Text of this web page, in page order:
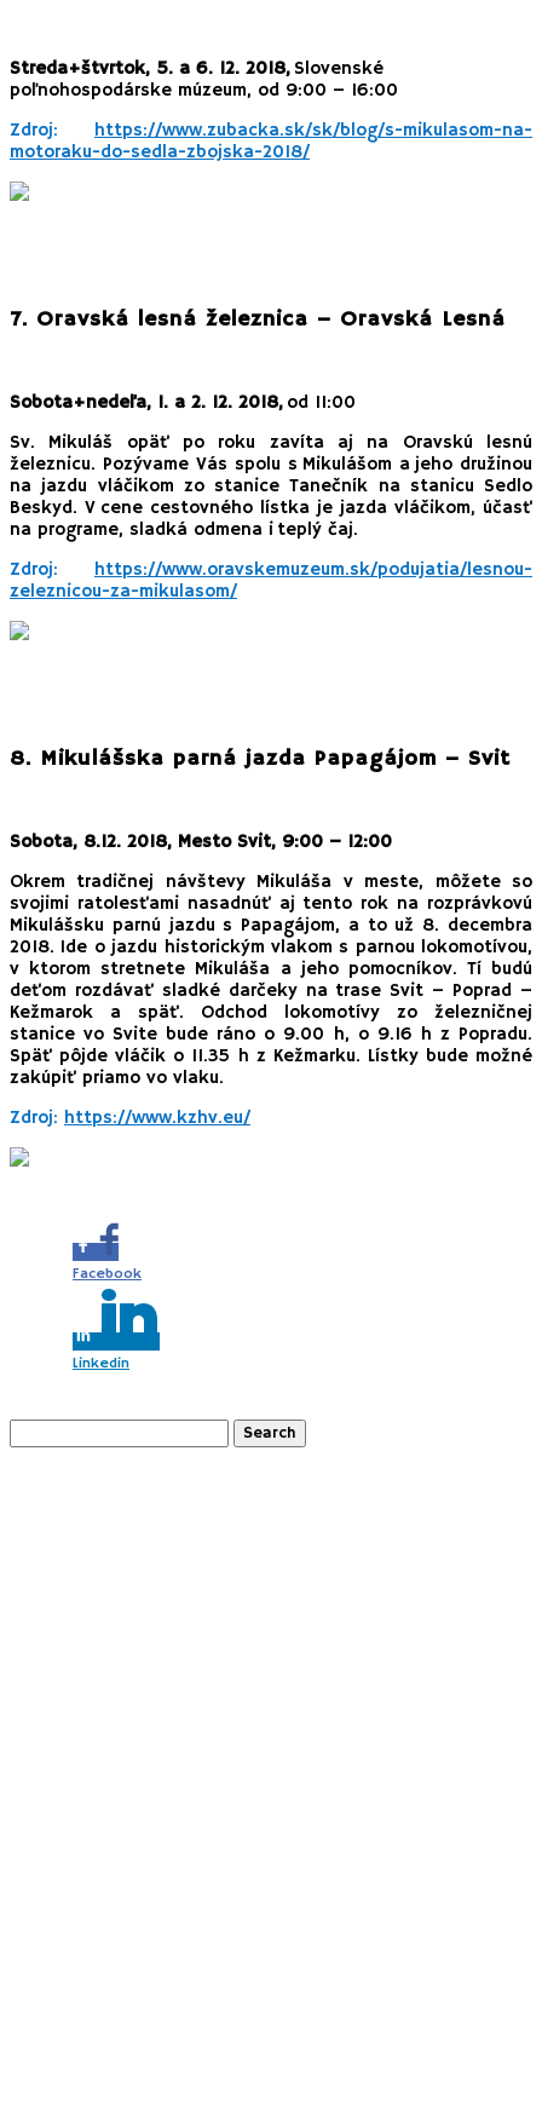
Streda+štvrtok, 5. a 6. 12. 2018, Slovenské
poľnohospodárske múzeum, od 9:00 – 16:00
Zdroj: https://www.zubacka.sk/sk/blog/s-mikulasom-na-
motoraku-do-sedla-zbojska-2018/
7. Oravská lesná železnica – Oravská Lesná
Sobota+nedeľa, 1. a 2. 12. 2018, od 11:00
Sv. Mikuláš opäť po roku zavíta aj na Oravskú lesnú
železnicu. Pozývame Vás spolu s Mikulášom a jeho družinou
na jazdu vláčikom zo stanice Tanečník na stanicu Sedlo
Beskyd. V cene cestovného lístka je jazda vláčikom, účasť
na programe, sladká odmena i teplý čaj.
Zdroj: https://www.oravskemuzeum.sk/podujatia/lesnou-
zeleznicou-za-mikulasom/
8. Mikulášska parná jazda Papagájom – Svit
Sobota, 8.12. 2018, Mesto Svit, 9:00 – 12:00
Okrem tradičnej návštevy Mikuláša v meste, môžete so
svojimi ratolesťami nasadnúť aj tento rok na rozprávkovú
Mikulášsku parnú jazdu s Papagájom, a to už 8. decembra
2018. Ide o jazdu historickým vlakom s parnou lokomotívou,
v ktorom stretnete Mikuláša a jeho pomocníkov. Tí budú
deťom rozdávať sladké darčeky na trase Svit – Poprad –
Kežmarok a späť. Odchod lokomotívy zo železničnej
stanice vo Svite bude ráno o 9.00 h, o 9.16 h z Popradu.
Späť pôjde vláčik o 11.35 h z Kežmarku. Lístky bude možné
zakúpiť priamo vo vlaku.
Zdroj: https://www.kzhv.eu/
Facebook
Linkedin
for: